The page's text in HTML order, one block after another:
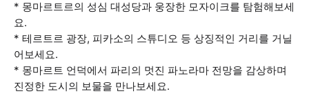
* 몽마르트르의 성심 대성당과 웅장한 모자이크를 탐험해보세
요.
* 테르트르 광장, 피카소의 스튜디오 등 상징적인 거리를 거닐
어보세요.
* 몽마르트 언덕에서 파리의 멋진 파노라마 전망을 감상하며
진정한 도시의 보물을 만나보세요.